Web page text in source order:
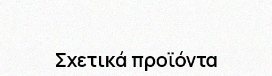
Σχετικά προϊόντα